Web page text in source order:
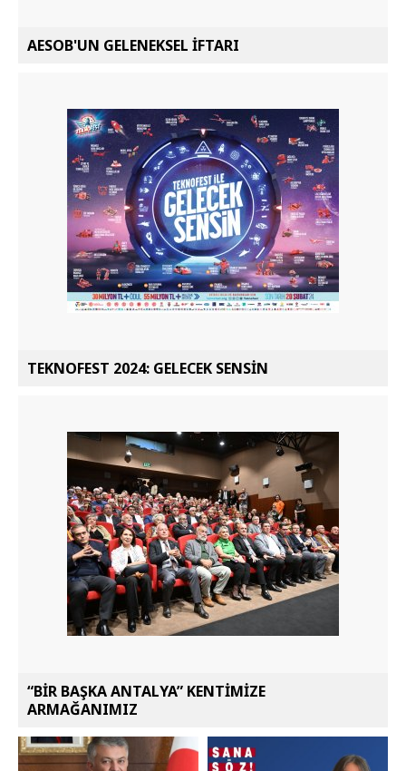
AESOB'UN GELENEKSEL İFTARI
TEKNOFEST 2024: GELECEK SENSİN
“BİR BAŞKA ANTALYA” KENTİMİZE
ARMAĞANIMIZ